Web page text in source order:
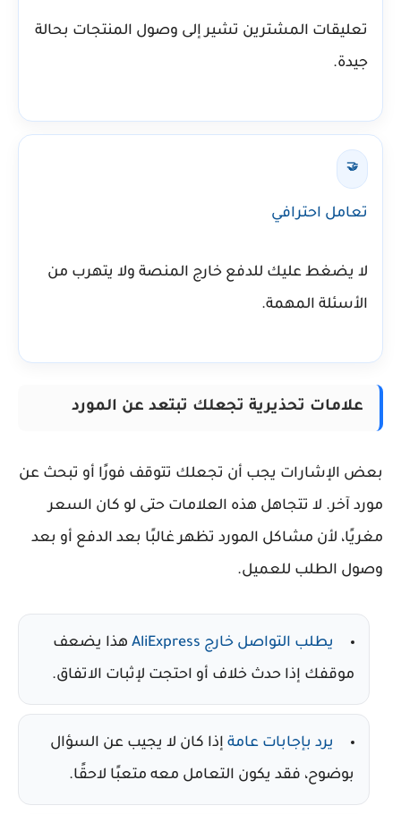
تعليقات المشترين تشير إلى وصول المنتجات بحالة
جيدة.
🤝
تعامل احترافي
لا يضغط عليك للدفع خارج المنصة ولا يتهرب من
الأسئلة المهمة.
علامات تحذيرية تجعلك تبتعد عن المورد
بعض الإشارات يجب أن تجعلك تتوقف فورًا أو تبحث عن
مورد آخر. لا تتجاهل هذه العلامات حتى لو كان السعر
مغريًا، لأن مشاكل المورد تظهر غالبًا بعد الدفع أو بعد
وصول الطلب للعميل.
يطلب التواصل خارج AliExpress
هذا يضعف
موقفك إذا حدث خلاف أو احتجت لإثبات الاتفاق.
يرد بإجابات عامة إذا كان لا يجيب عن السؤال
بوضوح، فقد يكون التعامل معه متعبًا لاحقًا.